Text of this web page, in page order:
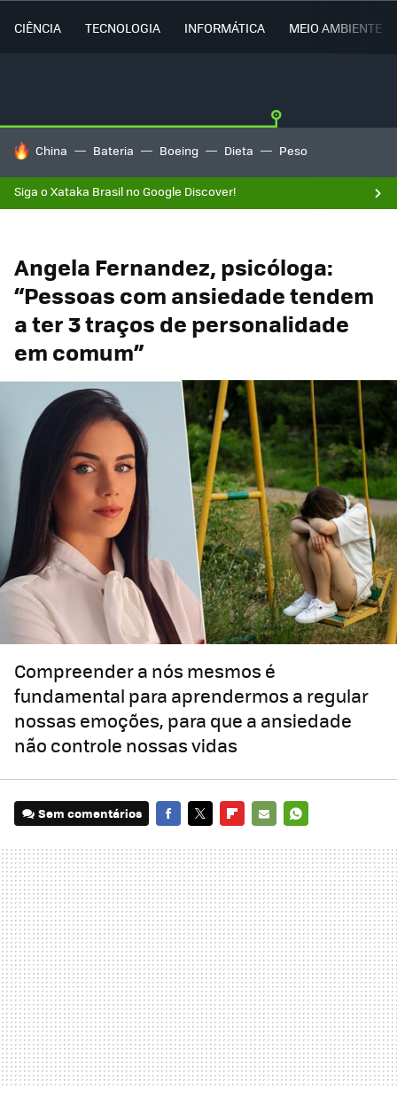
CIÊNCIA TECNOLOGIA INFORMÁTICA MEIO AMBIENTE
TENDÊNCIAS DO DIA
China Bateria Boeing Dieta Peso
Siga o Xataka Brasil no Google Discover!
Angela Fernandez, psicóloga:
“Pessoas com ansiedade tendem
a ter 3 traços de personalidade
em comum”
Compreender a nós mesmos é
fundamental para aprendermos a regular
nossas emoções, para que a ansiedade
não controle nossas vidas
Sem comentários
MAIL